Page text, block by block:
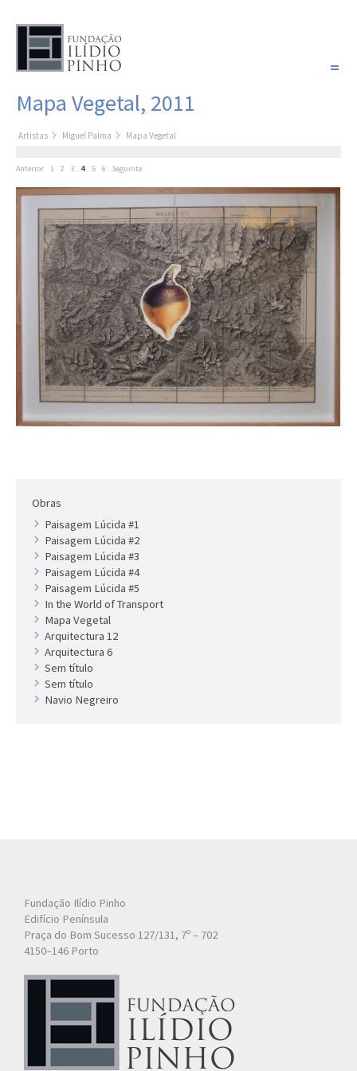
Desenho
Escultura
Filme /
Vídeo
Instalação
Livro de
Artista
Outros
Mapa Vegetal, 2011
Artistas Miguel Palma Mapa Vegetal
Anterior 1 2 3 4 5 6 Seguinte
Obras
Paisagem Lúcida #1
Paisagem Lúcida #2
Paisagem Lúcida #3
Paisagem Lúcida #4
Paisagem Lúcida #5
In the World of Transport
Mapa Vegetal
Arquitectura 12
Arquitectura 6
Sem título
Sem título
Navio Negreiro
Fundação Ilídio Pinho
Edifício Península
Praça do Bom Sucesso 127/131, 7º – 702
4150–146 Porto